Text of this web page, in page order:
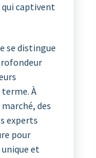
captivent
se distingue
À
des
experts
pour
et